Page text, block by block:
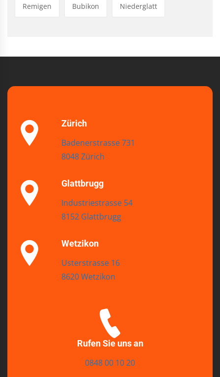
Remigen Bubikon Niederglatt
Zürich
Badenerstrasse 731
8048 Zürich
Glattbrugg
Industriestrasse 54
8152 Glattbrugg
Wetzikon
Usterstrasse 16
8620 Wetzikon
Rufen Sie uns an
0848 00 10 20